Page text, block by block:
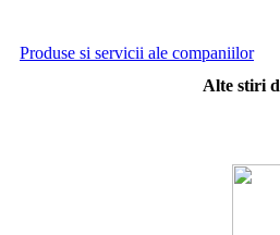
Produse si servicii ale companiilor
Alte stiri